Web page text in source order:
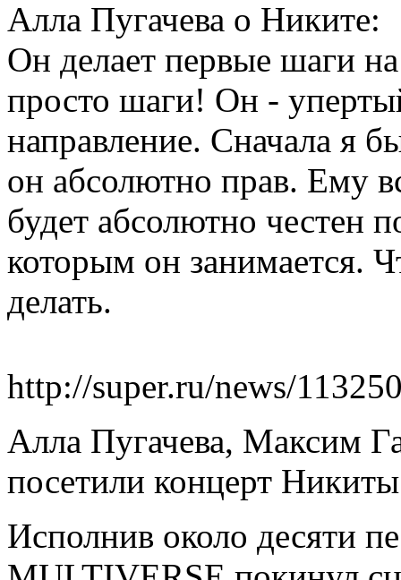
Алла Пугачева о Никите:
Он делает первые шаги
просто шаги! Он -
направление. Сначала я
он абсолютно прав. Ему
будет абсолютно честен
которым он занимается.
делать.
http://super.ru/news/
Алла Пугачева, Максим
посетили концерт
Исполнив около десяти